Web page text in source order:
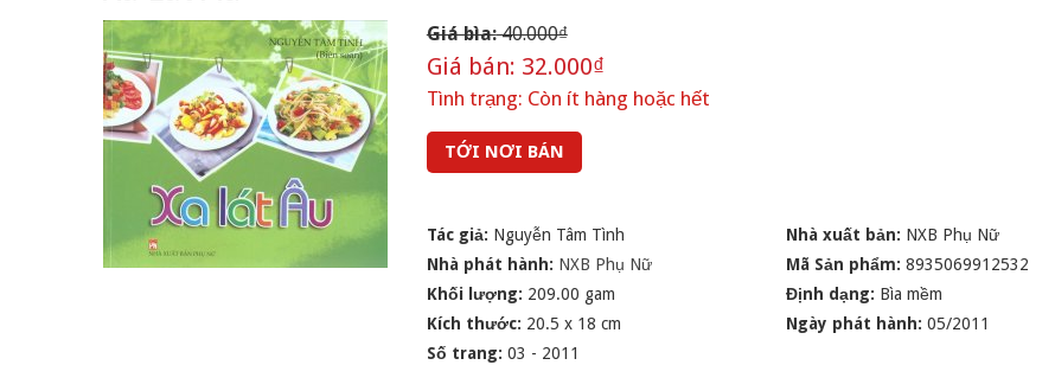
Giá bìa:40.000₫
Giá bán: 32.000₫
Tình trạng: Còn ít hàng hoặc hết
TỚI NƠI BÁN
Tác giả: Nguyễn Tâm Tình Nhà xuất bản: NXB Phụ Nữ
Nhà phát hành: NXB Phụ Nữ Mã Sản phẩm:8935069912532
Khối lượng: 209.00 gam Định dạng: Bìa mềm
Kích thước: 20.5 x 18 cm Ngày phát hành:05/2011
Số trang: 03 - 2011